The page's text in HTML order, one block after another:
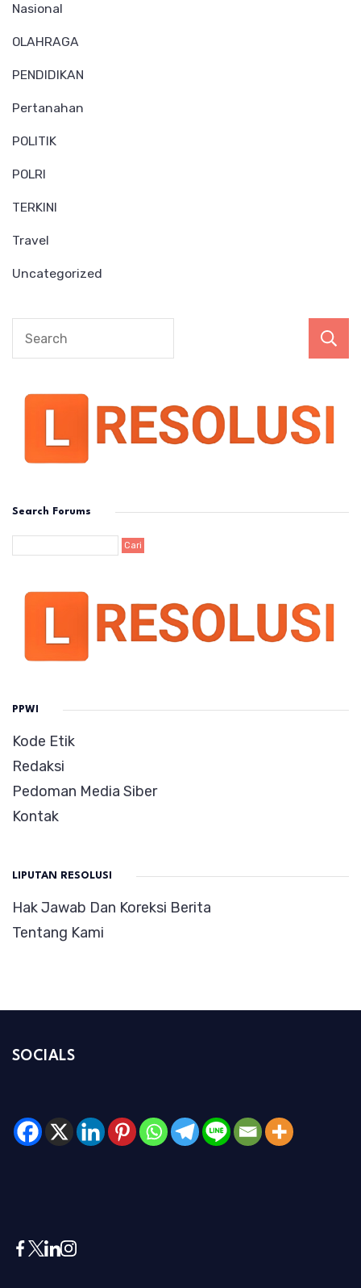
Nasional
OLAHRAGA
PENDIDIKAN
Pertanahan
POLITIK
POLRI
TERKINI
Travel
Uncategorized
Search Forums
PPWI
Kode Etik
Redaksi
Pedoman Media Siber
Kontak
LIPUTAN RESOLUSI
Hak Jawab Dan Koreksi Berita
Tentang Kami
SOCIALS